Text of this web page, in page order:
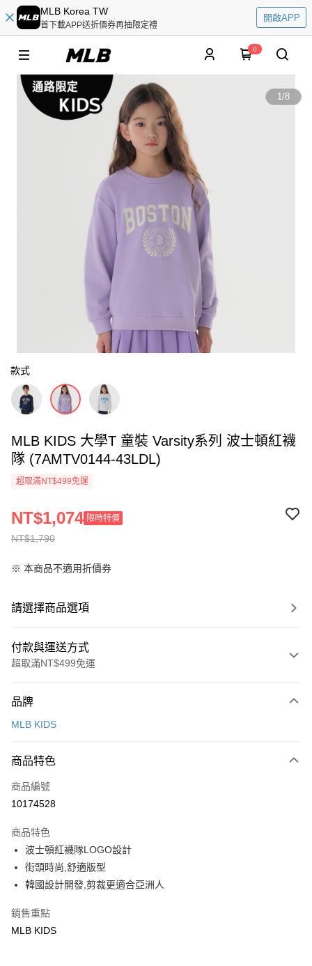
MLB Korea TW
首下載APP送折價券再抽限定禮
開啟APP
0
1/8
款式
MLB KIDS 大學T 童裝 Varsity系列 波士頓紅襪
隊 (7AMTV0144-43LDL)
超取滿NT$499免運
NT$1,790
NT$1,074 限時特價
※ 本商品不適用折價券
請選擇商品選項
付款與運送方式
超取滿NT$499免運
信用卡一次付款
LINE Pay
Apple Pay
悠遊付
運送方式
每筆NT$60，滿NT$499(含以上)免運費
品牌
MLB KIDS
商品特色
商品編號
10174528
商品特色
波士頓紅襪隊LOGO設計
街頭時尚,舒適版型
韓國設計開發,剪裁更適合亞洲人
銷售重點
MLB KIDS